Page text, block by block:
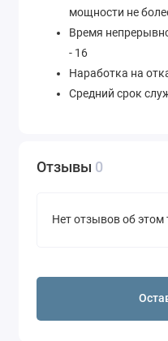
мощности не
Время
- 16
Наработка на
Средний срок
Отзывы 0
Нет отзывов об этом